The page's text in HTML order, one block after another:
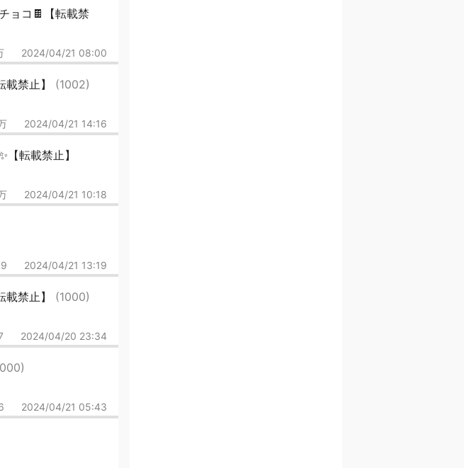
ョコ🍫【転載禁
2024/04/21 08:00
禁止】 (1002)
2024/04/21 14:16
転載禁止】
2024/04/21 10:18
2024/04/21 13:19
禁止】 (1000)
2024/04/20 23:34
2024/04/21 05:43